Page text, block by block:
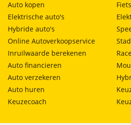
Auto kopen
Elektrische auto's
Hybride auto's
Online Autoverkoopservice
Inruilwaarde berekenen
Auto financieren
Auto verzekeren
Auto huren
Keuzecoach